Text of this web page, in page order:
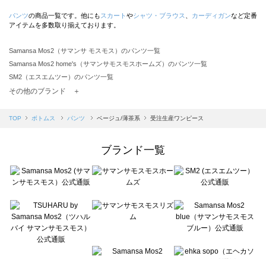
パンツの商品一覧です。他にも スカート やシャツ・ブラウス カーディガンなど定番
アイテムを多数取り揃えております。
Samansa Mos2（サマンサ モスモス）のパンツ一覧
Samansa Mos2 home's（サマンサモスモスホームズ）のパンツ一覧
SM2（エスエムツー）のパンツ一覧
TSUHARU by Samansa Mos2（ツハルバイサマンサモスモス）のパンツ一覧
Samansa Mos2 blue（サマンサモスモス ブルー）のパンツ一覧
sō4ū（ソウフォーユー）のパンツ一覧
Te chichi（テチチ）のパンツ一覧
Te chichi CLASSIC（テチチ クラシック）のパンツ一覧
Lugnoncure（ルノンキュール）のパンツ一覧
BETTY'S BLUE（べティーズブルー）のパンツ一覧
Wpc.（ワールドパーティー）のパンツ一覧
その他のブランド ＋
TOP ボトムス パンツ ベージュ/薄茶系 受注生産ワンピース
ブランド一覧